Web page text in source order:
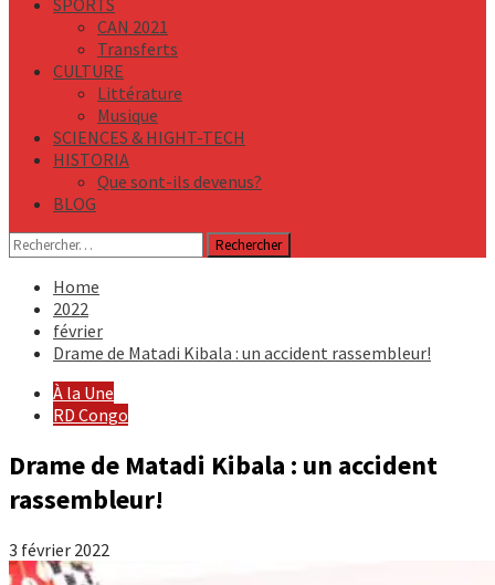
SPORTS
CAN 2021
Transferts
CULTURE
Littérature
Musique
SCIENCES & HIGHT-TECH
HISTORIA
Que sont-ils devenus?
BLOG
Rechercher :
Home
2022
février
Drame de Matadi Kibala : un accident rassembleur!
À la Une
RD Congo
Drame de Matadi Kibala : un accident
rassembleur!
3 février 2022